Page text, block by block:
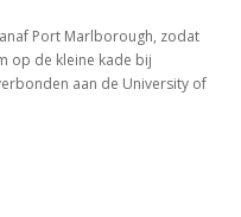
Port Marlborough, zodat
op de kleine kade bij
aan de University of